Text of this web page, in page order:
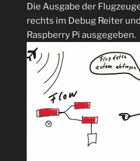
Die Ausgabe der
rechts im Debug Reiter
Raspberry Pi ausgegeben.